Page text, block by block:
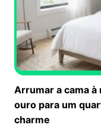
Arrumar a cama
ouro para um
charme